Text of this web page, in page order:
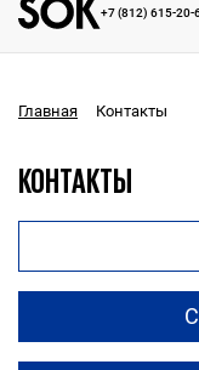
+7 (812) 615-20-
Главная Контакты
КОНТАКТЫ